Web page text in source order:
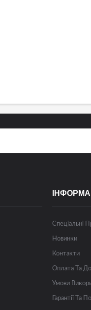
Спеціальні
Новинки
Контакти
Оплата Та
Умови
Гарантії Та